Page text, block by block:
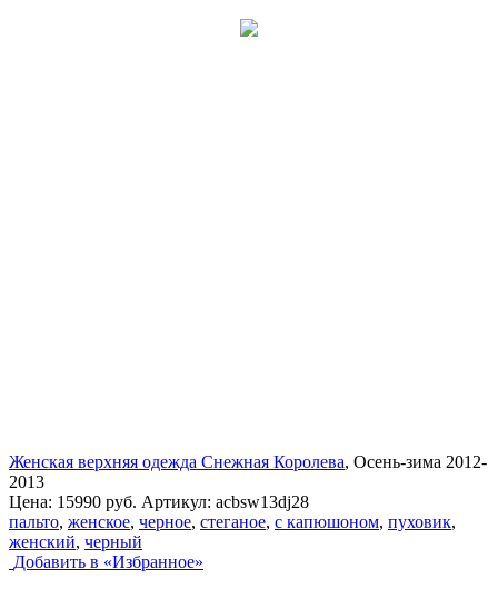
Женская верхняя одежда Снежная Королева, Осень-зима 2012-
2013
Цена: 15990 руб. Артикул: acbsw13dj28
пальто, женское, черное, стеганое, с капюшоном, пуховик,
женский, черный
Добавить в «Избранное»